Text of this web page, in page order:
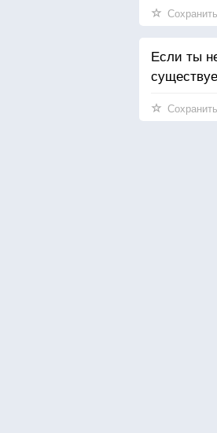
Сохранить
Если ты
Сохранить